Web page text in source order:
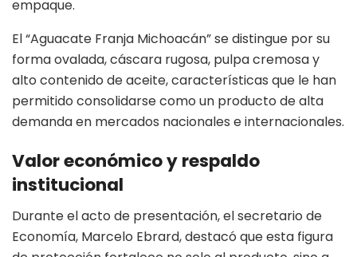
empaque.
El “Aguacate Franja Michoacán” se distingue por su
forma ovalada, cáscara rugosa, pulpa cremosa y
alto contenido de aceite, características que le han
permitido consolidarse como un producto de alta
demanda en mercados nacionales e internacionales.
Valor económico y respaldo
institucional
Durante el acto de presentación, el secretario de
Economía, Marcelo Ebrard, destacó que esta figura